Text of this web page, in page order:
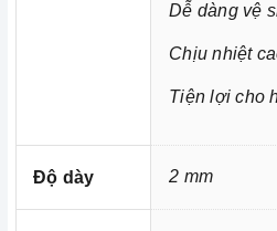
Dễ dàng vệ
Chịu nhiệt
Tiện lợi cho
Độ dày 2 mm